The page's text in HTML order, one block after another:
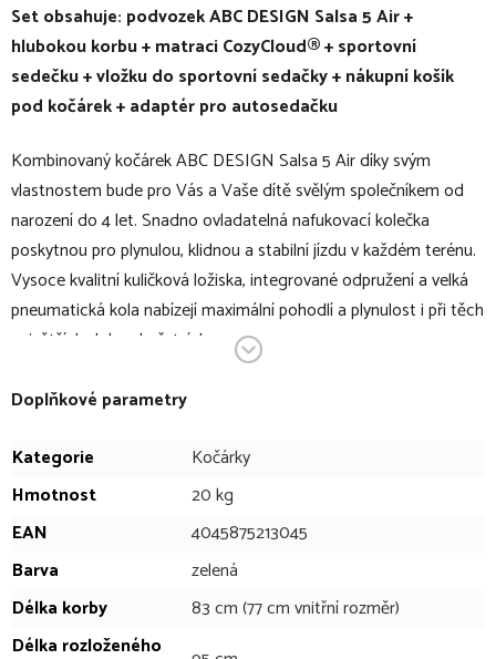
Set obsahuje: podvozek ABC DESIGN Salsa 5 Air +
hlubokou korbu + matraci CozyCloud® + sportovní
sedečku + vložku do sportovní sedačky + nákupní košík
pod kočárek + adaptér pro autosedačku
Kombinovaný kočárek ABC DESIGN Salsa 5 Air díky svým
vlastnostem bude pro Vás a Vaše dítě svělým společníkem od
narození do 4 let. Snadno ovladatelná nafukovací kolečka
poskytnou pro plynulou, klidnou a stabilní jízdu v každém terénu.
Vysoce kvalitní kuličková ložiska, integrované odpružení a velká
pneumatická kola nabízejí maximální pohodlí a plynulost i při těch
největších dobrodružstvích.
Hluboká korba ABC DESIGN Salsa 5 Air nabízí maximální pohodlí
pro vaše novorozené miminko. Dvě samostatně použitelná
máte navíc stále na očích. Ergonomická matrace CozyCloud®
má na hlavovém konci klínovitý tvar, takže hlavička dítěte je vždy
zvednutá. Integrované větrací otvory v pěně matrace
CozyCloud® zajišťují optimální ventilaci. Navíc má extra měkký a
zvýšený ochranný okraj, aby se citlivá pokožka hlavy vašeho
miláčka nedostala do přímého kontaktu s ventilačním okénkem.
Když cestujete autem, můžete dětskou vaničku složit, abyste
Doplňkové parametry
Kategorie
Kočárky
Hmotnost
20 kg
EAN
4045875213045
Barva
zelená
Délka korby
83 cm (77 cm vnitřní rozměr)
Délka rozloženého